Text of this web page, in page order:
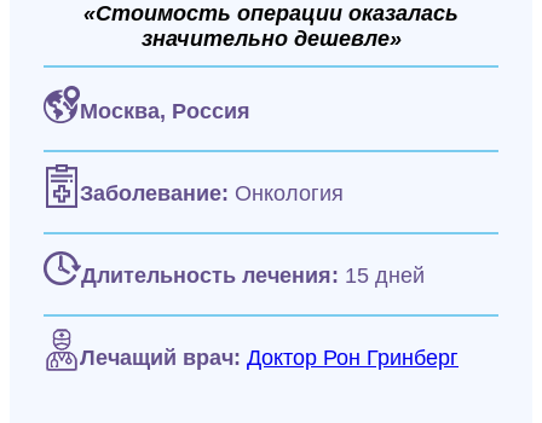
«Стоимость операции оказалась
значительно дешевле»
Москва, Россия
Заболевание: Онкология
Длительность лечения: 15 дней
Лечащий врач: Доктор Рон Гринберг